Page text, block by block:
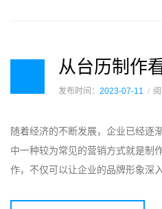
从台历制作
发布时间： 2023-07-11
随着经济的不断发展，企业已经逐
中一种较为常见的营销方式就是制
作，不仅可以让企业的品牌形象深